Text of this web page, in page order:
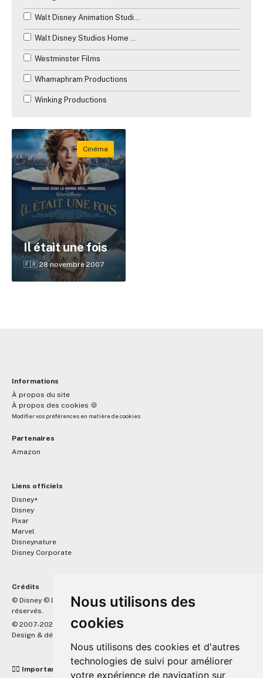
Nous utilisons des
cookies
Nous utilisons des cookies et d'autres
technologies de suivi pour améliorer
votre expérience de navigation sur
Walt Disney Animation Studios
Walt Disney Studios Home Entertainment
Westminster Films
Whamaphram Productions
Winking Productions
Il était une fois
🇫🇷 28 novembre 2007
Informations
À propos du site
À propos des cookies 🍪
Modifier vos préférences en matière de cookies
Partenaires
Amazon
Liens officiels
Disney+
Disney
Pixar
Marvel
Disneynature
Disney Corporate
Crédits
© Disney © Disney/Pixar © &
Lucasfilm LTD © Marvel. Tous droits
réservés.
© 2007-2026 DisneyPixar.fr
Design & développement :
☝🏼 Important